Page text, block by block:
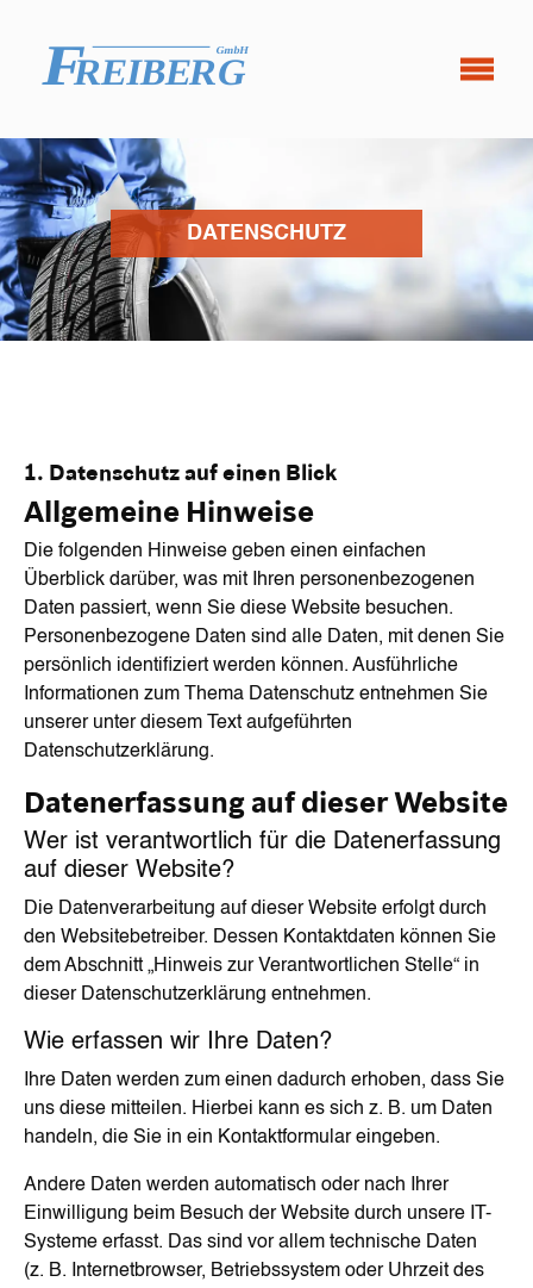
DATENSCHUTZ
1. Datenschutz auf einen Blick
Allgemeine Hinweise
Die folgenden Hinweise geben einen einfachen
Überblick darüber, was mit Ihren personenbezogenen
Daten passiert, wenn Sie diese Website besuchen.
Personenbezogene Daten sind alle Daten, mit denen Sie
persönlich identifiziert werden können. Ausführliche
Informationen zum Thema Datenschutz entnehmen Sie
unserer unter diesem Text aufgeführten
Datenschutzerklärung.
Datenerfassung auf dieser Website
Wer ist verantwortlich für die Datenerfassung
auf dieser Website?
Die Datenverarbeitung auf dieser Website erfolgt durch
den Websitebetreiber. Dessen Kontaktdaten können Sie
dem Abschnitt „Hinweis zur Verantwortlichen Stelle“ in
dieser Datenschutzerklärung entnehmen.
Wie erfassen wir Ihre Daten?
Ihre Daten werden zum einen dadurch erhoben, dass Sie
uns diese mitteilen. Hierbei kann es sich z. B. um Daten
handeln, die Sie in ein Kontaktformular eingeben.
Andere Daten werden automatisch oder nach Ihrer
Einwilligung beim Besuch der Website durch unsere IT-
Systeme erfasst. Das sind vor allem technische Daten
(z. B. Internetbrowser, Betriebssystem oder Uhrzeit des